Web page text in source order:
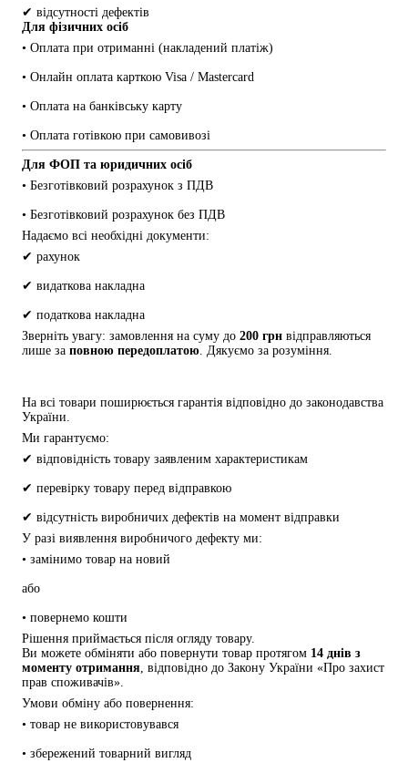
✔ відсутності дефектів
Для фізичних осіб
• Оплата при отриманні (накладений платіж)
• Онлайн оплата карткою Visa / Mastercard
• Оплата на банківську карту
• Оплата готівкою при самовивозі
Для ФОП та юридичних осіб
• Безготівковий розрахунок з ПДВ
• Безготівковий розрахунок без ПДВ
Надаємо всі необхідні документи:
✔ рахунок
✔ видаткова накладна
✔ податкова накладна
Зверніть увагу: замовлення на суму до 200 грн відправляються
лише за повною передоплатою. Дякуємо за розуміння.
На всі товари поширюється гарантія відповідно до законодавства
України.
Ми гарантуємо:
✔ відповідність товару заявленим характеристикам
✔ перевірку товару перед відправкою
✔ відсутність виробничих дефектів на момент відправки
У разі виявлення виробничого дефекту ми:
• замінимо товар на новий
або
• повернемо кошти
Рішення приймається після огляду товару.
Ви можете обміняти або повернути товар протягом 14 днів з
моменту отримання , відповідно до Закону України «Про захист
прав споживачів».
Умови обміну або повернення:
• товар не використовувався
• збережений товарний вигляд